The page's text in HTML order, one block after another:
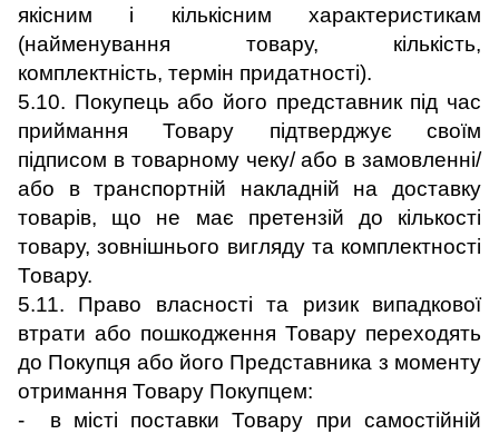
якісним і кількісним характеристикам
(найменування товару, кількість,
комплектність, термін придатності).
5.10. Покупець або його представник під час
приймання Товару підтверджує своїм
підписом в товарному чеку/ або в замовленні/
або в транспортній накладній на доставку
товарів, що не має претензій до кількості
товару, зовнішнього вигляду та комплектності
Товару.
5.11. Право власності та ризик випадкової
втрати або пошкодження Товару переходять
до Покупця або його Представника з моменту
отримання Товару Покупцем:
- в місті поставки Товару при самостійній